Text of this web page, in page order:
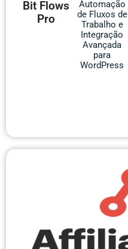
Bit Flows
Pro
Automação
de Fluxos de
Trabalho e
Integração
Avançada
para
WordPress